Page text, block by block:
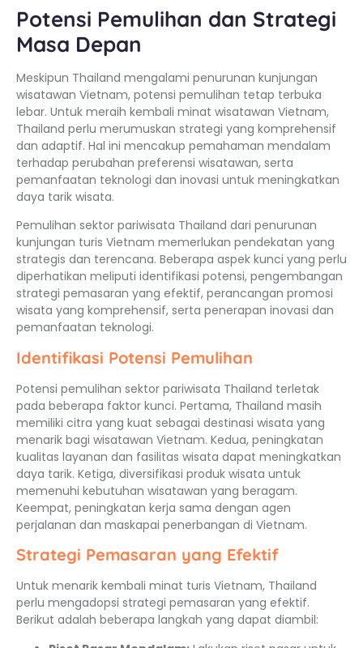
Potensi Pemulihan dan Strategi
Masa Depan
Meskipun Thailand mengalami penurunan kunjungan
wisatawan Vietnam, potensi pemulihan tetap terbuka
lebar. Untuk meraih kembali minat wisatawan Vietnam,
Thailand perlu merumuskan strategi yang komprehensif
dan adaptif. Hal ini mencakup pemahaman mendalam
terhadap perubahan preferensi wisatawan, serta
pemanfaatan teknologi dan inovasi untuk meningkatkan
daya tarik wisata.
Pemulihan sektor pariwisata Thailand dari penurunan
kunjungan turis Vietnam memerlukan pendekatan yang
strategis dan terencana. Beberapa aspek kunci yang perlu
diperhatikan meliputi identifikasi potensi, pengembangan
strategi pemasaran yang efektif, perancangan promosi
wisata yang komprehensif, serta penerapan inovasi dan
pemanfaatan teknologi.
Identifikasi Potensi Pemulihan
Potensi pemulihan sektor pariwisata Thailand terletak
pada beberapa faktor kunci. Pertama, Thailand masih
memiliki citra yang kuat sebagai destinasi wisata yang
menarik bagi wisatawan Vietnam. Kedua, peningkatan
kualitas layanan dan fasilitas wisata dapat meningkatkan
daya tarik. Ketiga, diversifikasi produk wisata untuk
memenuhi kebutuhan wisatawan yang beragam.
Keempat, peningkatan kerja sama dengan agen
perjalanan dan maskapai penerbangan di Vietnam.
Strategi Pemasaran yang Efektif
Untuk menarik kembali minat turis Vietnam, Thailand
perlu mengadopsi strategi pemasaran yang efektif.
Berikut adalah beberapa langkah yang dapat diambil: